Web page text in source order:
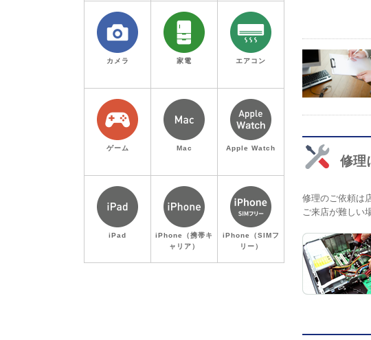
カメラ 家電 エアコン
ゲーム Mac Apple Watch
iPad
iPhone（携帯キ
ャリア）
iPhone（SIMフ
リー）
修理
修理のご依頼は
ご来店が難しい